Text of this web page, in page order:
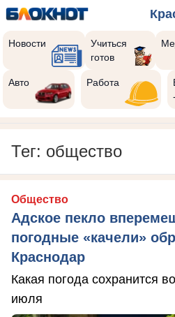
Новости
Учиться
готов
Авто Работа
Тег: общество
Общество
Адское пекло
погодные «качели»
Краснодар
Какая погода сохранится
июля